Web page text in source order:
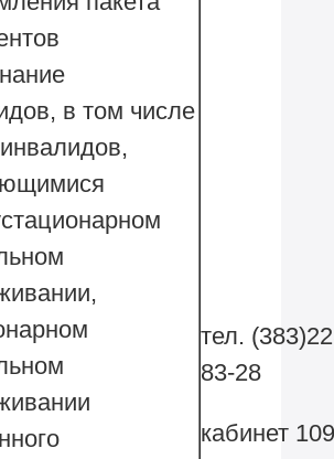
в том числе
тел.
83-28
кабинет 109